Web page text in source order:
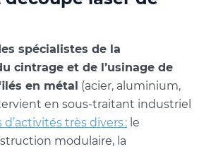
spécialistes de la
cintrage et de l’usinage de
en métal (acier, aluminium,
en sous-traitant industriel
d’activités très divers : le
modulaire, la